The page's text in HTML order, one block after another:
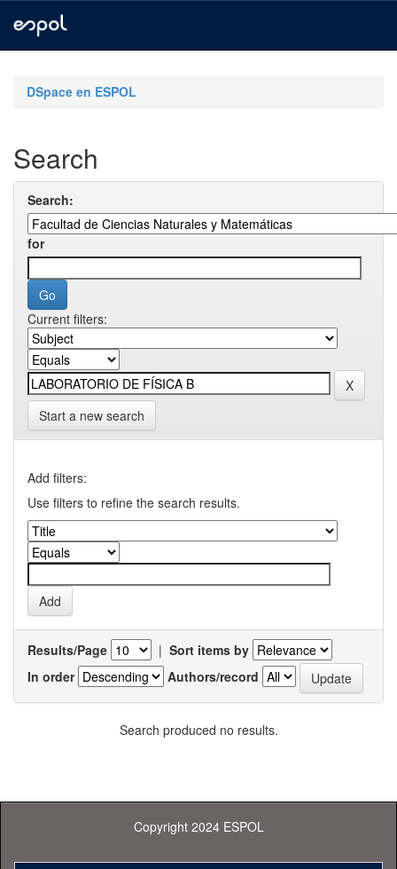
navigationDSpace en ESPOL
Search
Search:
for
Current filters:
Start a new search
Add filters:
Use filters to refine the search results.
Results/Page | Sort items by
In order
Authors/record
Search produced no results.
Copyright 2024 ESPOL